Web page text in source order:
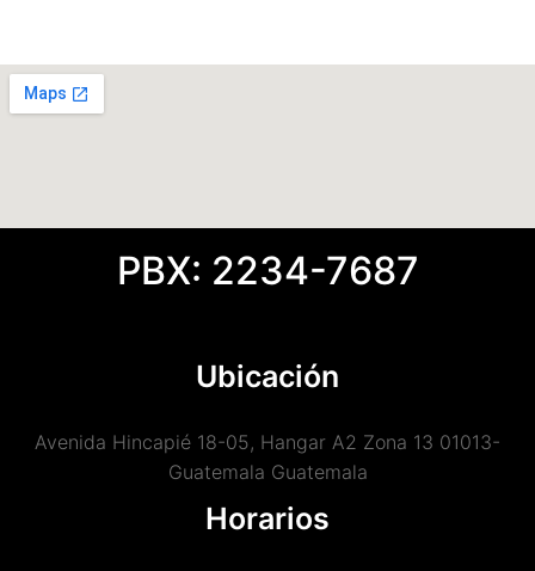
PBX: 2234-7687
Ubicación
Avenida Hincapié 18-05, Hangar A2 Zona 13 01013-
Guatemala Guatemala
Horarios